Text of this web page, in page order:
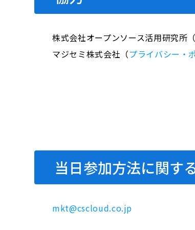
株式会社オープンソース活用研究所（
マジセミ株式会社（プライバシー・
当日参加方法に関す
mkt@cscloud.co.jp